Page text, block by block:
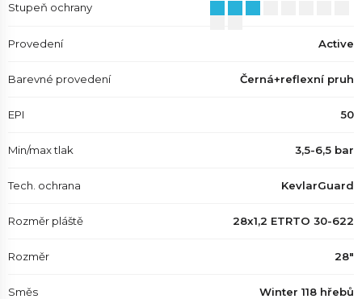
Stupeň ochrany
Provedení Active
Barevné provedení Černá+reflexní pruh
EPI 50
Min/max tlak 3,5-6,5 bar
Tech. ochrana KevlarGuard
Rozměr pláště 28x1,2 ETRTO 30-622
Rozměr 28"
Směs Winter 118 hřebů